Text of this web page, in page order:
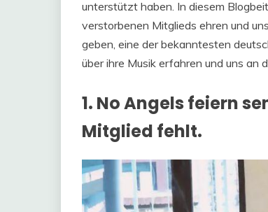
unterstützt haben. In diesem
verstorbenen Mitglieds ehren und
geben, eine der bekanntesten
über ihre Musik erfahren und uns an
1. No Angels feiern
Mitglied fehlt.